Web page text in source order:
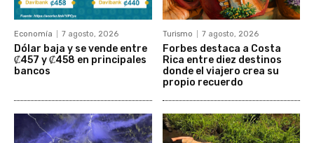
Economía 7 agosto, 2026
Dólar baja y se vende entre
₡457 y ₡458 en principales
bancos
Turismo 7 agosto, 2026
Forbes destaca a Costa
Rica entre diez destinos
donde el viajero crea su
propio recuerdo